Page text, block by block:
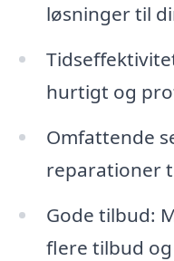
løsninger til
hurtigt og
Omfattende
reparationer
Gode tilbud:
flere tilbud